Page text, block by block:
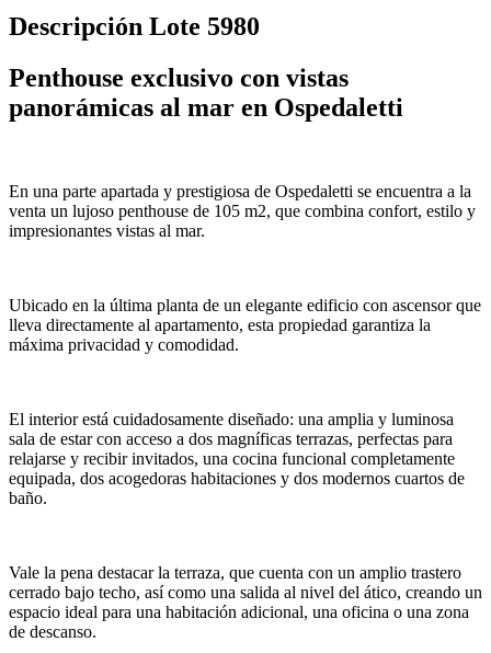
Descripción Lote 5980
Penthouse exclusivo con vistas
panorámicas al mar en Ospedaletti
En una parte apartada y prestigiosa de Ospedaletti se encuentra a la
venta un lujoso penthouse de 105 m2, que combina confort, estilo y
impresionantes vistas al mar.
Ubicado en la última planta de un elegante edificio con ascensor que
lleva directamente al apartamento, esta propiedad garantiza la
máxima privacidad y comodidad.
El interior está cuidadosamente diseñado: una amplia y luminosa
sala de estar con acceso a dos magníficas terrazas, perfectas para
relajarse y recibir invitados, una cocina funcional completamente
equipada, dos acogedoras habitaciones y dos modernos cuartos de
baño.
Vale la pena destacar la terraza, que cuenta con un amplio trastero
cerrado bajo techo, así como una salida al nivel del ático, creando un
espacio ideal para una habitación adicional, una oficina o una zona
de descanso.